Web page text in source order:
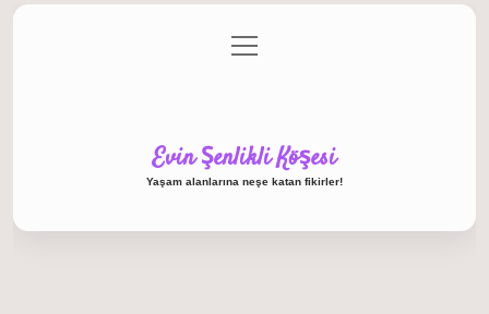
Gizlilik Politikası
menüyü
aç
Evin Şenlikli Köşesi
Yaşam alanlarına neşe katan fikirler!